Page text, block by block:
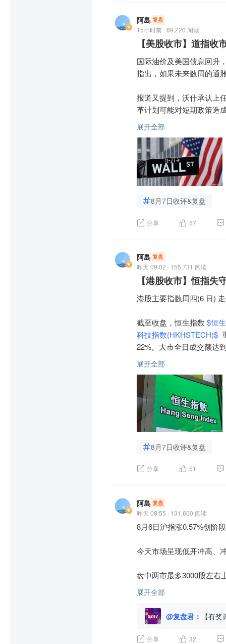
叠加SpaceX上市后单季
克如今如同同时转动多根
未来愿景不仅要足够宏大
有望进一步超出该下限，
作为2025年2月从西部数
设的存储需求红利，成为
500指数表现最佳成分股。
本周稍早公司刚与SK海
本，目前华尔街25位分析
元，长期市场信心仍保持
阿島 复盘
15小时前 · 89,220 阅读
【美股收市】道指
国际油价及美国债息回升
指出，如果未来数周的通
报道又提到，沃什承认上
革计划可能对短期政策造
道指高开77点后，升幅曾
科技股为主的纳指曾跌
重磅股中，微软 $微软
bet $谷歌-A(USGOOGL)$
SpaceX
波音滑落3.3%，为表现
SK海力士(
美市收市，道指挫464点
35%及0.05%。
截至周三止短短4天，标
包括大行经纪商、对冲基
亦达到历史高位，还有隐
就更高。
美国劳工部公布，截至8
万人；而截至7月25日止
幅低过预期的2.1%，显示
美国10年期债息曾升6.4
美汇指数一度升0.34%至
商品市场方面，纽约期油
现货金价一度升破每盎斯
展开全部
8月7日收评&复盘
分享 57
阿島 复盘
昨天 09:02 · 155,731 阅读
【港股收市】恒指
港股主要指数周四(6 日)
截至收盘，恒生指数 $恒
科技指数(HKHSTECH)$
22%。大市全日成交额达
科网股与汽车板块成为今
科技股普遍受挫，百度集
$ 、腾讯控股 $腾讯控股
$
及京东 $京东集团-
汽车与锂电池板块表现
比显著下滑的冲击。
在市场普遍回调的背景下
(HK01171)$ 涨幅超过6%
黄金股因金价突破关键阻
等也录得显著涨幅。
个股方面，MiniMax-W
0%。九龙仓置业
72%。
展开全部
8月7日收评&复盘
分享 51
阿島 复盘
昨天 08:55 · 131,600 阅读
8月6日沪指涨0.57%创阶
今天市场呈现低开冲高、
盘中两市最多3000股左右
盘中高位分时线高点共振
指数到了点位，个股却不
展开全部
@复盘君： 【有
分享 32